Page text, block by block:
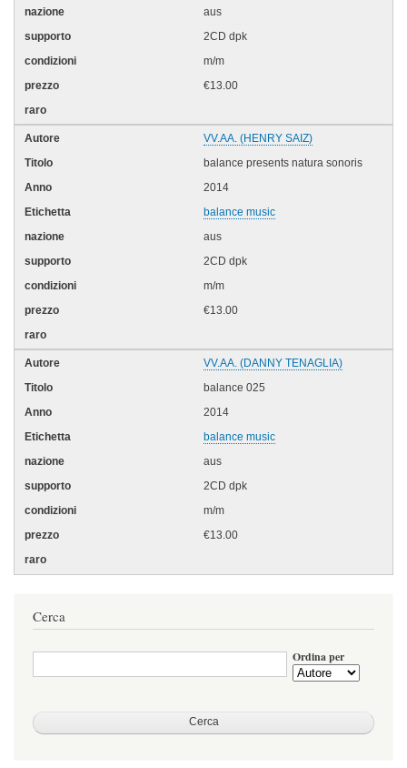
aus
2CD dpk
m/m
€13.00
VV.AA. (HENRY SAIZ)
balance presents natura sonoris
2014
balance music
aus
2CD dpk
m/m
€13.00
VV.AA. (DANNY TENAGLIA)
balance 025
2014
balance music
aus
2CD dpk
m/m
€13.00
Cerca
Ordina per